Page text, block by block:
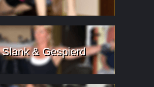
Slank & Gespierd